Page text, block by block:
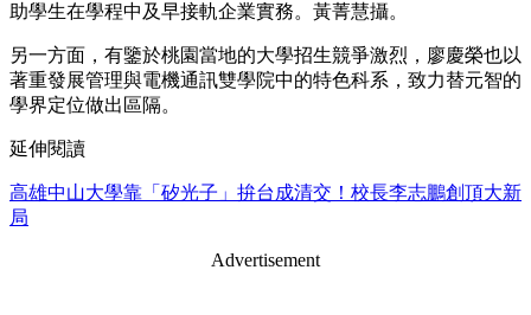
助學生在學程中及早接軌企業實務。黃菁慧攝。
另一方面，有鑒於桃園當地的大學招生競爭激烈，廖慶榮也以
著重發展管理與電機通訊雙學院中的特色科系，致力替元智的
學界定位做出區隔。
延伸閱讀
高雄中山大學靠「矽光子」拚台成清交！校長李志鵬創頂大新
局
Advertisement